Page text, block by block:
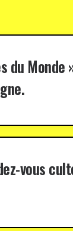
du Monde
vous